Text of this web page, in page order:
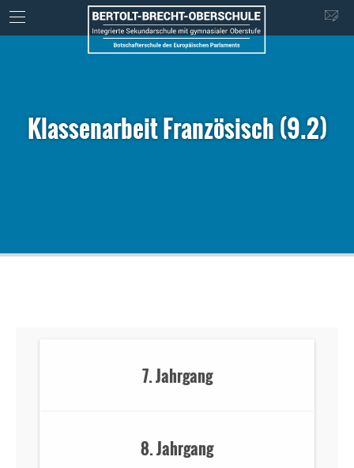
Klassenarbeit Französisch (9.2)
7. Jahrgang
8. Jahrgang